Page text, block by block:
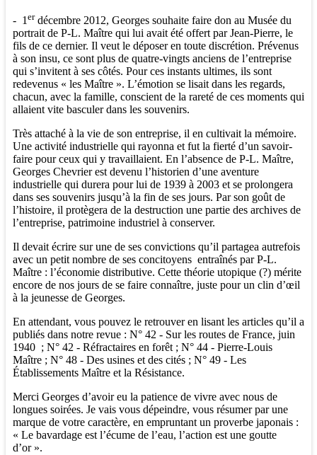
- 1 erdécembre 2012, Georges souhaite faire don au Musée du
portrait de P-L. Maître qui lui avait été offert par Jean-Pierre, le
fils de ce dernier. Il veut le déposer en toute discrétion. Prévenus
à son insu, ce sont plus de quatre-vingts anciens de l’entreprise
qui s’invitent à ses côtés. Pour ces instants ultimes, ils sont
redevenus « les Maître ». L’émotion se lisait dans les regards,
chacun, avec la famille, conscient de la rareté de ces moments qui
allaient vite basculer dans les souvenirs.
Très attaché à la vie de son entreprise, il en cultivait la mémoire.
Une activité industrielle qui rayonna et fut la fierté d’un savoir-
faire pour ceux qui y travaillaient. En l’absence de P-L. Maître,
Georges Chevrier est devenu l’historien d’une aventure
industrielle qui durera pour lui de 1939 à 2003 et se prolongera
dans ses souvenirs jusqu’à la fin de ses jours. Par son goût de
l’histoire, il protègera de la destruction une partie des archives de
l’entreprise, patrimoine industriel à conserver.
Il devait écrire sur une de ses convictions qu’il partagea autrefois
avec un petit nombre de ses concitoyens entraînés par P-L.
Maître : l’économie distributive. Cette théorie utopique (?) mérite
encore de nos jours de se faire connaître, juste pour un clin d’œil
à la jeunesse de Georges.
En attendant, vous pouvez le retrouver en lisant les articles qu’il a
publiés dans notre revue : N° 42 - Sur les routes de France, juin
1940 ; N° 42 - Réfractaires en forêt ; N° 44 - Pierre-Louis
Maître ; N° 48 - Des usines et des cités ; N° 49 - Les
Établissements Maître et la Résistance.
Merci Georges d’avoir eu la patience de vivre avec nous de
longues soirées. Je vais vous dépeindre, vous résumer par une
marque de votre caractère, en empruntant un proverbe japonais :
« Le bavardage est l’écume de l’eau, l’action est une goutte
d’or ».